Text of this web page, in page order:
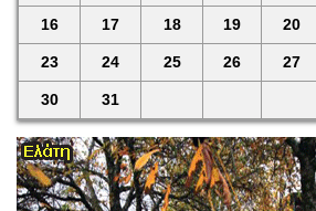
16 17 18 19 20
23 24 25 26 27
30 31